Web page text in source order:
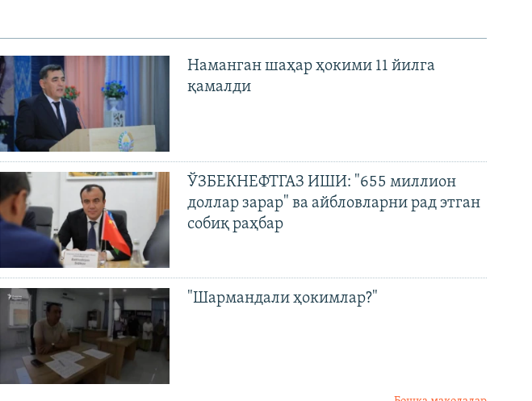
Наманган шаҳар ҳокими 11 йилга
қамалди
ЎЗБЕКНЕФТГАЗ ИШИ: "655 миллион
доллар зарар" ва айбловларни рад этган
собиқ раҳбар
"Шармандали ҳокимлар?"